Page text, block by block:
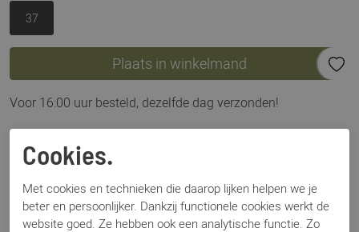
37
Plaats in winkelmand
Voor 16:00 uur besteld, dezelfde dag verzonden!
Omschrijving
Toral 12804 goud
Specificaties
Cookies.
Met cookies en technieken die daarop lijken helpen we je
beter en persoonlijker. Dankzij functionele cookies werkt de
website goed. Ze hebben ook een analytische functie. Zo